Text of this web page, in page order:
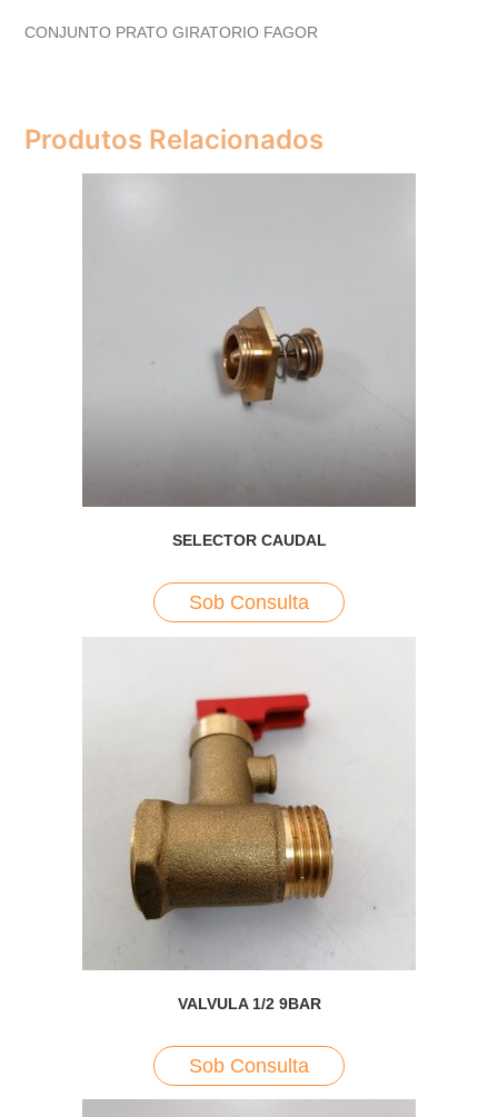
CONJUNTO PRATO GIRATORIO FAGOR
Produtos Relacionados
SELECTOR CAUDAL
Sob Consulta
VALVULA 1/2 9BAR
Sob Consulta